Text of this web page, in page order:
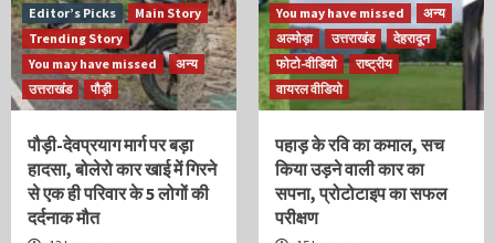
Editor’s Picks
Main Story
Trending Story
You may have missed
अन्य
उत्तराखंड
पौड़ी
पौड़ी-देवप्रयाग मार्ग पर बड़ा
हादसा, बोलेरो कार खाई में गिरने
से एक ही परिवार के 5 लोगों की
दर्दनाक मौत
You may have missed
अन्य
अल्मोड़ा
उत्तराखंड
देहरादून
फोटो-वीडियो
राष्ट्रीय
वायरल वीडियो
पहाड़ के रवि का कमाल, सच
किया उड़ने वाली कार का
सपना, प्रोटोटाइप का सफल
परीक्षण